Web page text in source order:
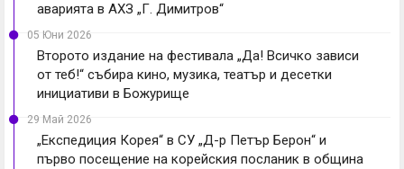
аварията в АХЗ „Г. Димитров“
05 Юни 2026
Второто издание на фестивала „Да! Всичко зависи
от теб!“ събира кино, музика, театър и десетки
инициативи в Божурище
29 Май 2026
„Експедиция Корея“ в СУ „Д-р Петър Берон“ и
първо посещение на корейския посланик в община